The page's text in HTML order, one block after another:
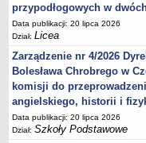
przypodłogowych w
Data publikacji: 20 lipca 2026
Dział:Licea
Zarządzenie nr 4/2026
Bolesława Chrobrego w
komisji do
angielskiego, historii i
Data publikacji: 20 lipca 2026
Dział:Szkoły Podstawowe